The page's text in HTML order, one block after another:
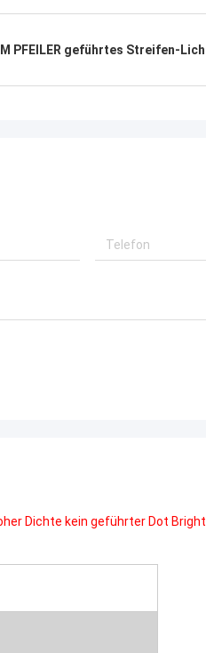
PFEILER geführtes Streifen-
Dichte kein geführter Dot Bright